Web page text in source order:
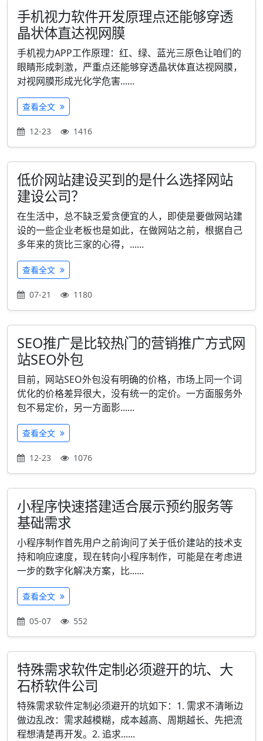
手机视力软件开发原理点还能够穿透
晶状体直达视网膜
手机视力APP工作原理：红、绿、蓝光三原色让咱们的
眼睛形成刺激，严重点还能够穿透晶状体直达视网膜，
对视网膜形成光化学危害......
查看全文
12-23 1416
低价网站建设买到的是什么选择网站
建设公司？
在生活中，总不缺乏爱贪便宜的人，即使是要做网站建
设的一些企业老板也是如此，在做网站之前，根据自己
多年来的货比三家的心得，......
查看全文
07-21 1180
SEO推广是比较热门的营销推广方式网
站SEO外包
目前，网站SEO外包没有明确的价格，市场上同一个词
优化的价格差异很大，没有统一的定价。一方面服务外
包不易定价，另一方面影......
查看全文
12-23 1076
小程序快速搭建适合展示预约服务等
基础需求
小程序制作首先用户之前询问了关于低价建站的技术支
持和响应速度，现在转向小程序制作，可能是在考虑进
一步的数字化解决方案，比......
查看全文
05-07 552
特殊需求软件定制必须避开的坑、大
石桥软件公司
特殊需求软件定制必须避开的坑如下：1. 需求不清晰边
做边乱改：需求越模糊，成本越高、周期越长、先把流
程想清楚再开发。2. 追求......